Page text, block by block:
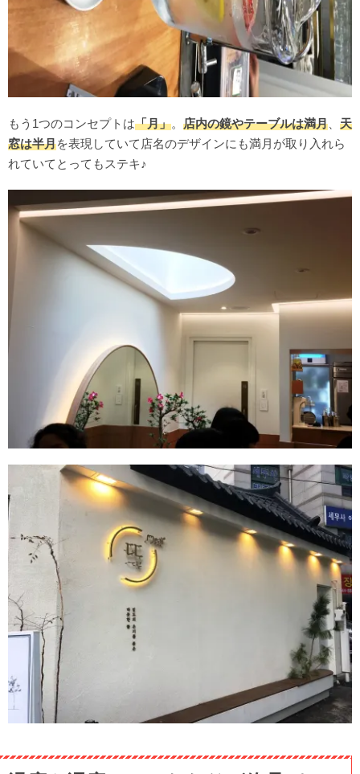
もう1つのコンセプトは「月」。 店内の鏡やテーブルは満月
天
窓は半月を表現していて店名のデザインにも満月が取り入れら
れていてとってもステキ♪